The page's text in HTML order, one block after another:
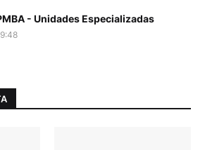
- Unidades Especializadas